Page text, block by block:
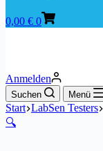
Warenkorb
0,00 € 0
Anmelden
Suchen Menü
Start LabSen Testers
🔍